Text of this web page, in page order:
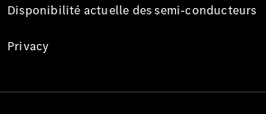
Disponibilité actuelle des semi-conducteurs
Privacy